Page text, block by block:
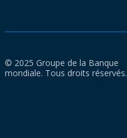
© 2025 Groupe de la Banque
mondiale. Tous droits réservés.